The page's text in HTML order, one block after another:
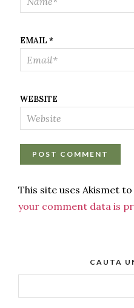
EMAIL *
WEBSITE
This site uses Akismet
your comment data is
CAUTA